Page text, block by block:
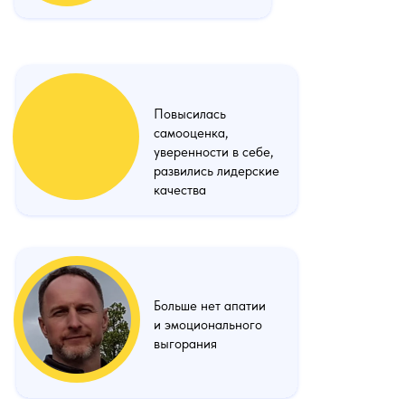
Повысилась
самооценка,
уверенности в себе,
развились лидерские
качества
Больше нет апатии
и эмоционального
выгорания